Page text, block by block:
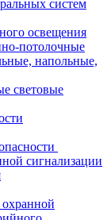
систем
освещения
потолочные
напольные,
световые
сигнализации